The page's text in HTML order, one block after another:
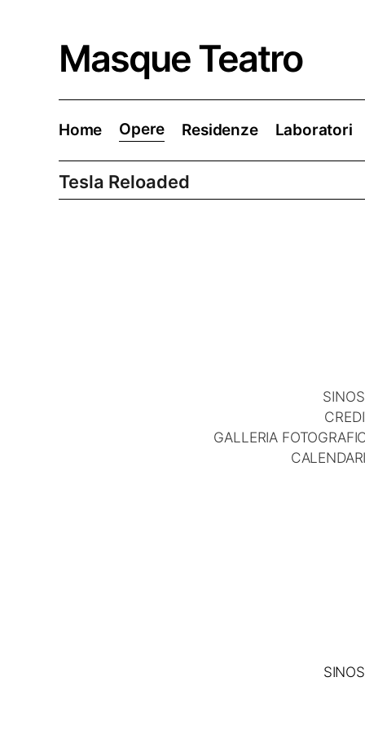
Masque Teatro
Home Opere Residenze Laboratori
Tesla Reloaded
GALLERIA